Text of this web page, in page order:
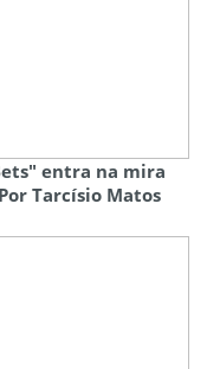
entra na mira
Tarcísio Matos